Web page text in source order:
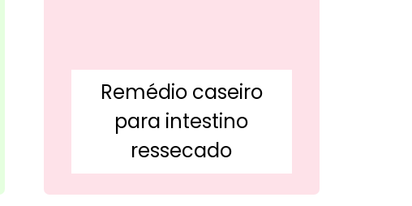
Remédio caseiro
para intestino
ressecado